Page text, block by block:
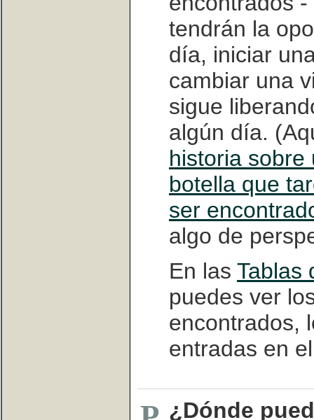
tendrán la
día, iniciar
cambiar una
sigue
algún día.
historia sobre
botella que
ser
algo de
En las Tablas
puedes ver
encontrados,
entradas en
¿Dónde